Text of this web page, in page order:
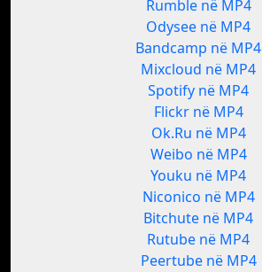
Rumble në MP4
Odysee në MP4
Bandcamp në MP4
Mixcloud në MP4
Spotify në MP4
Flickr në MP4
Ok.Ru në MP4
Weibo në MP4
Youku në MP4
Niconico në MP4
Bitchute në MP4
Rutube në MP4
Peertube në MP4